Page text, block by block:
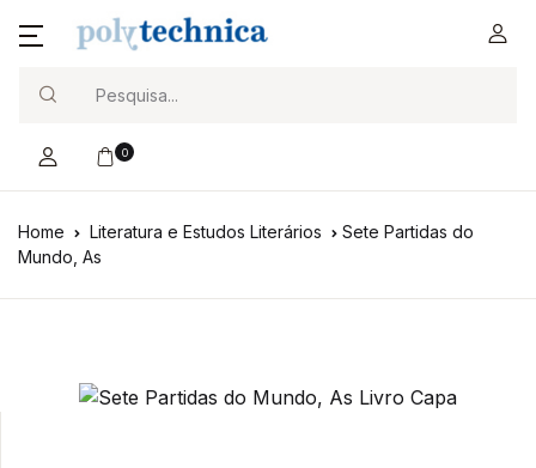
0
Home Literatura e Estudos Literários
Sete Partidas do
Mundo, As